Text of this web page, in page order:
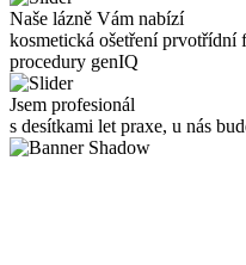
Naše lázně Vám nabízí
kosmetická ošetření prvotřídní
procedury genIQ
Jsem profesionál
s desítkami let praxe, u nás